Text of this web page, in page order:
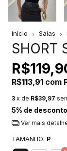
Início Saias
SHORT
R$113,91 com
3 x de R$39,97
5% de desconto
Ver mais
TAMANHO: P